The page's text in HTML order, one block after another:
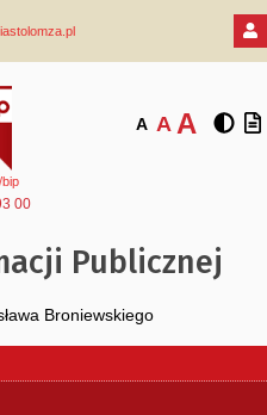
A A A
00
Publicznej
Broniewskiego